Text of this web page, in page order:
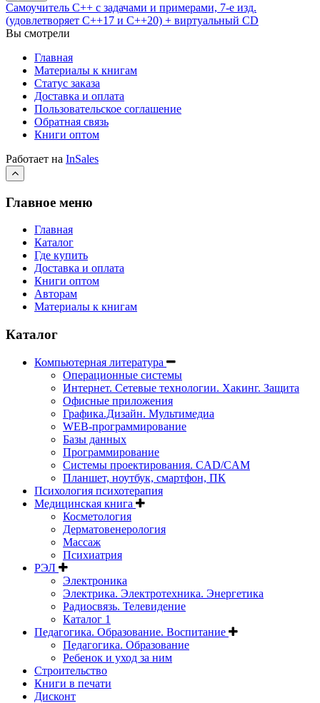
Самоучитель С++ с задачами и примерами, 7-е изд.
(удовлетворяет С++17 и С++20) + виртуальный CD
Вы смотрели
Главная
Материалы к книгам
Статус заказа
Доставка и оплата
Пользовательское соглашение
Обратная связь
Книги оптом
Работает на InSales
Главное меню
Главная
Каталог
Где купить
Доставка и оплата
Книги оптом
Авторам
Материалы к книгам
Каталог
Компьютерная литература
Операционные системы
Интернет. Сетевые технологии. Хакинг. Защита
Офисные приложения
Графика.Дизайн. Мультимедиа
WEB-программирование
Базы данных
Программирование
Системы проектирования. CAD/CAM
Планшет, ноутбук, смартфон, ПК
Психология психотерапия
Медицинская книга
Косметология
Дерматовенерология
Массаж
Психиатрия
РЭЛ
Электроника
Электрика. Электротехника. Энергетика
Радиосвязь. Телевидение
Каталог 1
Педагогика. Образование. Воспитание
Педагогика. Образование
Ребенок и уход за ним
Строительство
Книги в печати
Дисконт